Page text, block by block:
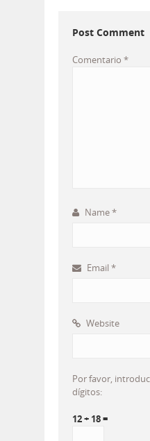
Post Comment
Comentario *
Name*
Email *
Website
Por favor,
dígitos:
12 + 18 =